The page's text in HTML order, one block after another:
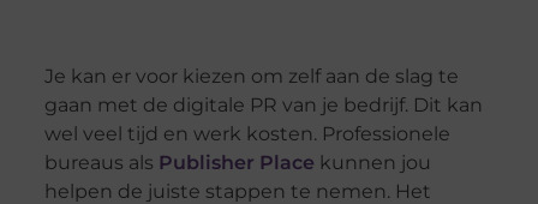
Je kan er voor kiezen om zelf aan de slag te
gaan met de digitale PR van je bedrijf. Dit kan
wel veel tijd en werk kosten. Professionele
bureaus als Publisher Place kunnen jou
helpen de juiste stappen te nemen. Het